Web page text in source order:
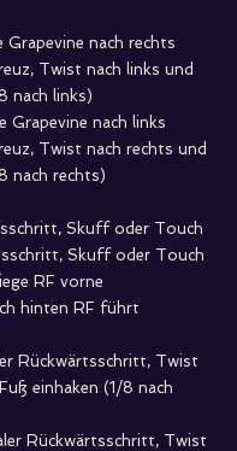
nach rechts
Twist nach links und
nach links)
Grapevine nach links
Twist nach rechts und
nach rechts)
Skuff oder Touch
Skuff oder Touch
RF vorne
hinten RF führt
Rückwärtsschritt, Twist
einhaken (1/8 nach
Rückwärtsschritt, Twist